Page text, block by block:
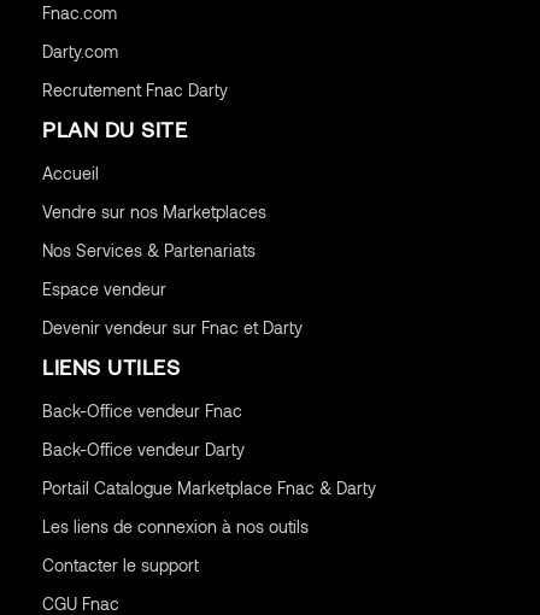
Fnac.com
Darty.com
Recrutement Fnac Darty
PLAN DU SITE
Accueil
Vendre sur nos Marketplaces
Nos Services & Partenariats
Espace vendeur
Devenir vendeur sur Fnac et Darty
LIENS UTILES
Back-Office vendeur Fnac
Back-Office vendeur Darty
Portail Catalogue Marketplace Fnac & Darty
Les liens de connexion à nos outils
Contacter le support
CGUFnac